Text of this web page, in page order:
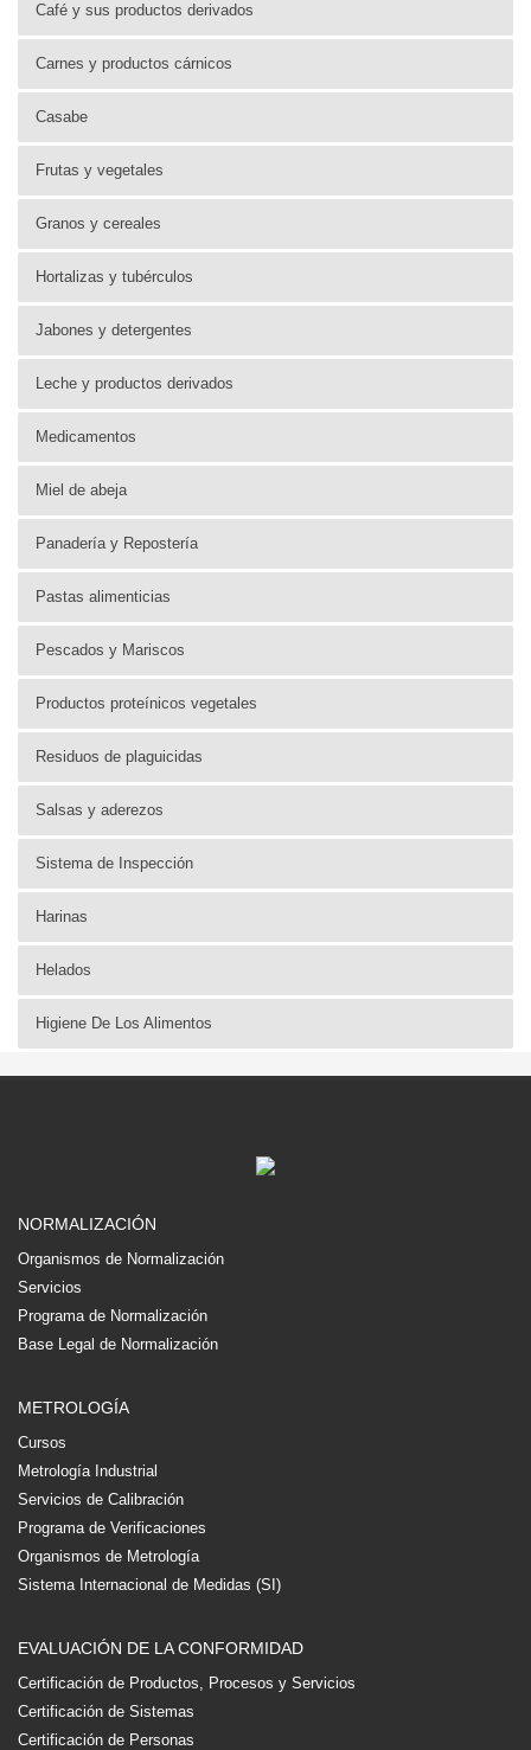
Café y sus productos derivados
Carnes y productos cárnicos
Casabe
Frutas y vegetales
Granos y cereales
Hortalizas y tubérculos
Jabones y detergentes
Leche y productos derivados
Medicamentos
Miel de abeja
Panadería y Repostería
Pastas alimenticias
Pescados y Mariscos
Productos proteínicos vegetales
Residuos de plaguicidas
Salsas y aderezos
Sistema de Inspección
Harinas
Helados
Higiene De Los Alimentos
NORMALIZACIÓN
Organismos de Normalización
Servicios
Programa de Normalización
Base Legal de Normalización
METROLOGÍA
Cursos
Metrología Industrial
Servicios de Calibración
Programa de Verificaciones
Organismos de Metrología
Sistema Internacional de Medidas (SI)
EVALUACIÓN DE LA CONFORMIDAD
Certificación de Productos, Procesos y Servicios
Certificación de Sistemas
Certificación de Personas